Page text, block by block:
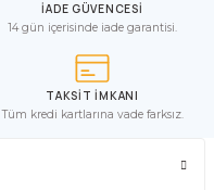
İADE GÜVENCESİ
14 gün içerisinde iade garantisi.
TAKSİT İMKANI
Tüm kredi kartlarına vade farksız.